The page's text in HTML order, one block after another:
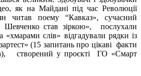
як на Майдані під час Революції
читав поему “Кавказ», сучасний
Шевченко став зіркою», послухали
«хмарами слів» відгадували рядки із
(15 запитань про цікаві факти
створений у проєкті ГО «Смарт